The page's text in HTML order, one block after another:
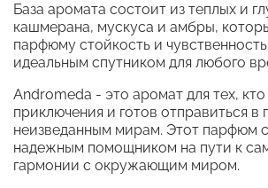
База аромата состоит из теплых и
кашмерана, мускуса и амбры,
парфюму стойкость и
идеальным спутником для любого
Andromeda - это аромат для тех,
приключения и готов отправиться в
неизведанным мирам. Этот парфюм
надежным помощником на пути к
гармонии с окружающим миром.